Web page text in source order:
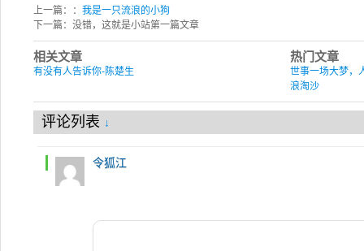
上一篇：： 我是一只流浪的小狗
下一篇：没错，这就是小站第一篇文章
热门文章
世事一场大梦，
浪淘沙
相关文章
有没有人告诉你-陈楚生
评论列表 ↓
令狐江